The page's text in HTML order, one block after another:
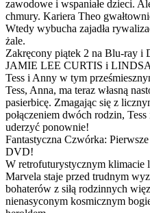
zawodowe i wspaniałe dzieci.
chmury. Kariera Theo
Wtedy wybucha zajadła
żale.
Zakręcony piątek 2 na Blu-ray
JAMIE LEE CURTIS i
Tess i Anny w tym
Tess, Anna, ma teraz własną
pasierbicę. Zmagając się z
połączeniem dwóch rodzin,
uderzyć ponownie!
Fantastyczna Czwórka:
DVD!
W retrofuturystycznym klimacie
Marvela staje przed trudnym
bohaterów z siłą rodzinnych
nienasyconym kosmicznym